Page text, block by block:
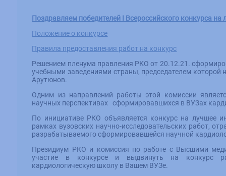
Поздравляем победителей I Всероссийского конкурса
Положение о конкурсе
Правила предоставления работ на конкурс
Решением пленума правления РКО от 20.12.21.
учебными заведениями страны, председателем которой
Арутюнов.
Одним из направлений работы этой комиссии
научных перспективах сформировавшихся в ВУЗах
По инициативе РКО объявляется конкурс на лучшее
рамках вузовских научно-исследовательских работ,
разрабатываемого сформировавшейся научной
Президиум РКО и комиссия по работе с Высшими
участие в конкурсе и выдвинуть на конкурс
кардиологическую школу в Вашем ВУЗе.